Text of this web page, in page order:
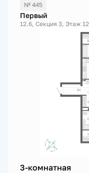
№ 445
Первый
12.6, Секция 3, Этаж 12
3-комнатная